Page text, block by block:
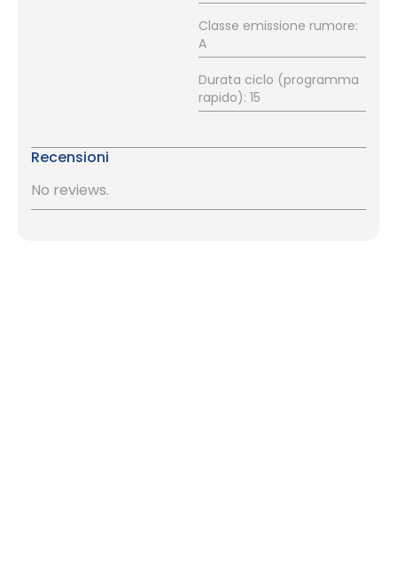
Classe emissione rumore:
A
Durata ciclo (programma
rapido): 15
Recensioni
No reviews.